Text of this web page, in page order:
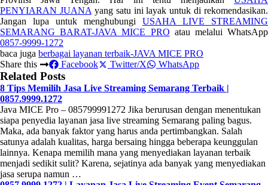
PENYIARAN JUANA yang satu ini layak untuk di rekomendasikan.
Jangan lupa untuk menghubungi USAHA LIVE STREAMING
SEMARANG BARAT-JAVA MICE PRO atau melalui WhatsApp
0857-9999-1272
baca juga berbagai layanan terbaik-JAVA MICE PRO
Share this
Facebook Twitter/X WhatsApp
Related Posts
8 Tips Memilih Jasa Live Streaming Semarang Terbaik |
0857.9999.1272
Java MICE Pro – 085799991272 Jika berurusan dengan menentukan
siapa penyedia layanan jasa live streaming Semarang paling bagus.
Maka, ada banyak faktor yang harus anda pertimbangkan. Salah
satunya adalah kualitas, harga bersaing hingga beberapa keunggulan
lainnya. Kenapa memilih mana yang menyediakan layanan terbaik
menjadi sedikit sulit? Karena, sejatinya ada banyak yang menyediakan
jasa serupa namun …